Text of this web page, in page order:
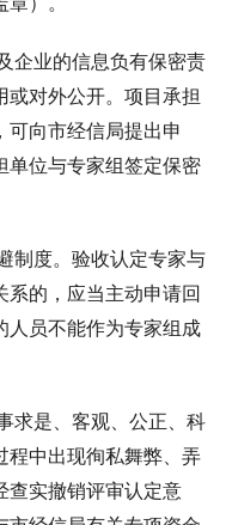
企业的信息负有保密责
或对外公开。项目承担
可向市经信局提出申
单位与专家组签定保密
制度。验收认定专家与
的，应当主动申请回
人员不能作为专家组成
求是、客观、公正、科
程中出现徇私舞弊、弄
查实撤销评审认定意